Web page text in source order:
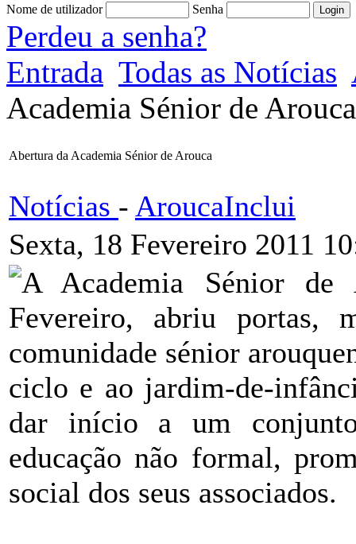
Nome de utilizador Senha
Perdeu a senha?
Entrada Todas as Notícias
Academia Sénior de Arouca
Abertura da Academia Sénior de Arouca
Notícias - AroucaInclui
Sexta, 18 Fevereiro 2011
A Academia Sénior
Fevereiro, abriu portas,
comunidade sénior
ciclo e ao jardim-de-
dar início a um
educação não formal,
social dos seus associados.